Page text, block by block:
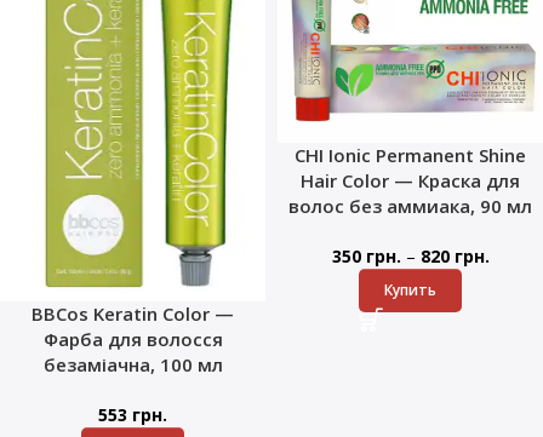
BBCos Keratin Color —
Фарба для волосся
безаміачна, 100 мл
553 грн.
CHI Ionic Permanent Shine
Hair Color — Краска для
волос без аммиака, 90 мл
350 грн. – 820 грн.
Купить